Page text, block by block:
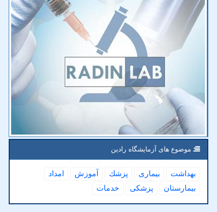
موضوع های آزمایشگاه رادین
بهداشت بیماری پزشك آموزش
امداد
بیمارستان
پزشكی خدمات